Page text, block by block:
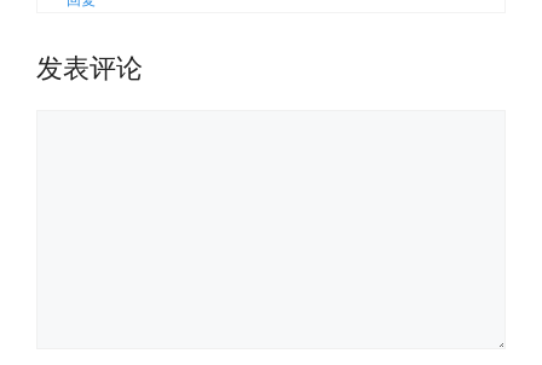
发表评论